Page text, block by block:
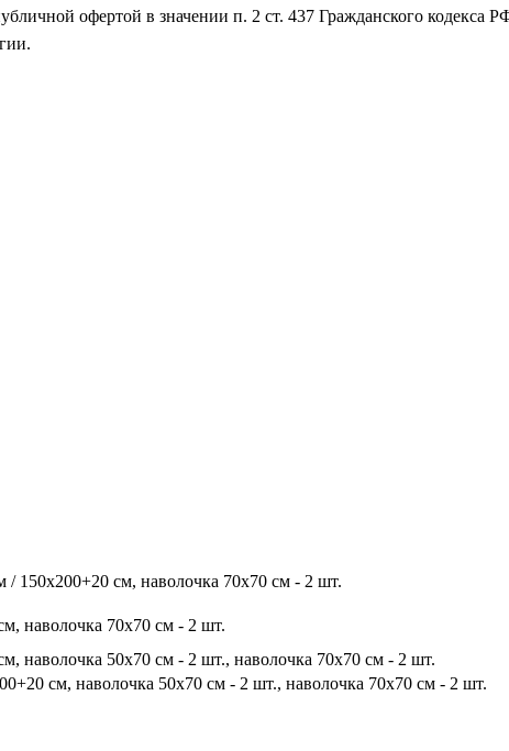
офертой в значении п. 2 ст. 437 Гражданского кодекса
150х200+20 см, наволочка 70х70 см - 2 шт.
наволочка 70х70 см - 2 шт.
наволочка 50х70 см - 2 шт., наволочка 70х70 см - 2 шт.
см, наволочка 50х70 см - 2 шт., наволочка 70х70 см - 2 шт.